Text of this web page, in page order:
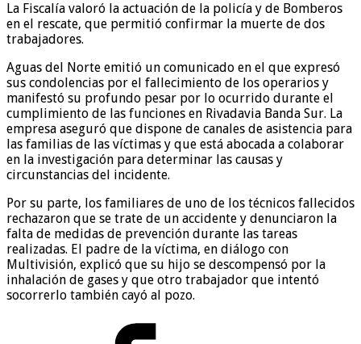
La Fiscalía valoró la actuación de la policía y de Bomberos
en el rescate, que permitió confirmar la muerte de dos
trabajadores.
Aguas del Norte emitió un comunicado en el que expresó
sus condolencias por el fallecimiento de los operarios y
manifestó su profundo pesar por lo ocurrido durante el
cumplimiento de las funciones en Rivadavia Banda Sur. La
empresa aseguró que dispone de canales de asistencia para
las familias de las víctimas y que está abocada a colaborar
en la investigación para determinar las causas y
circunstancias del incidente.
Por su parte, los familiares de uno de los técnicos fallecidos
rechazaron que se trate de un accidente y denunciaron la
falta de medidas de prevención durante las tareas
realizadas. El padre de la víctima, en diálogo con
Multivisión, explicó que su hijo se descompensó por la
inhalación de gases y que otro trabajador que intentó
socorrerlo también cayó al pozo.